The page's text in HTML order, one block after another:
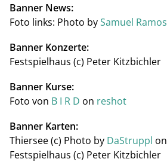
Banner News:
Foto links: Photo bySamuel Ramos
Banner Konzerte:
Festspielhaus (c) Peter Kitzbichler
Banner Kurse:
Foto von B I R D on reshot
Banner Karten:
Thiersee (c) Photo by DaStruppl on
Festspielhaus (c) Peter Kitzbichler